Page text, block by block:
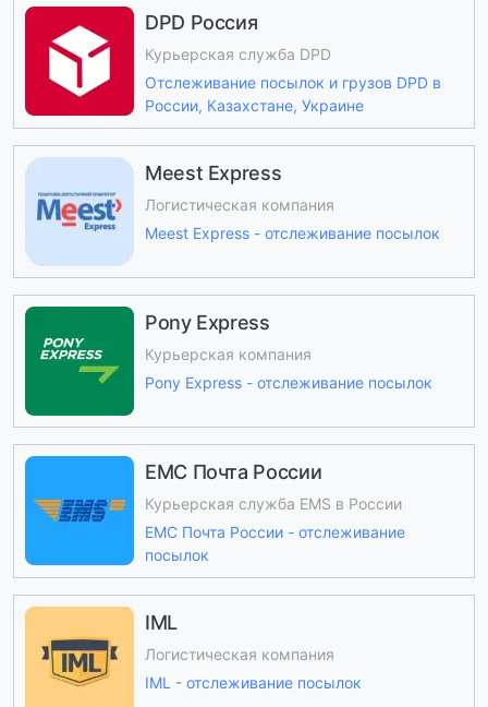
DPD Россия
Курьерская служба DPD
Отслеживание посылок и грузов DPD в
России, Казахстане, Украине
Meest Express
Логистическая компания
Meest Express - отслеживание посылок
Pony Express
Курьерская компания
Pony Express - отслеживание посылок
ЕМС Почта России
Курьерская служба EMS в России
ЕМС Почта России - отслеживание
посылок
IML
Логистическая компания
IML - отслеживание посылок